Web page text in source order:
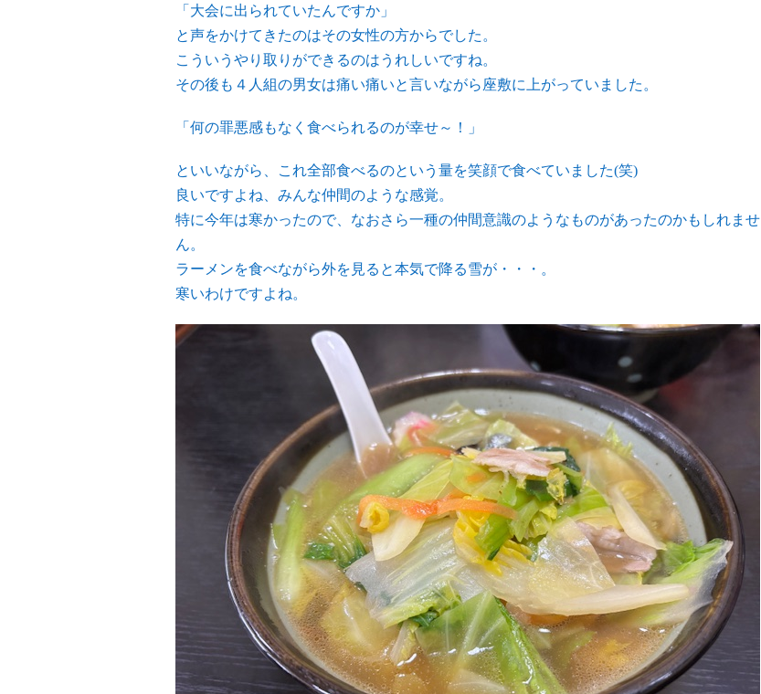
「大会に出られていたんですか」
と声をかけてきたのはその女性の方からでした。
こういうやり取りができるのはうれしいですね。
その後も４人組の男女は痛い痛いと言いながら座敷に上がっていました。
「何の罪悪感もなく食べられるのが幸せ～！」
といいながら、これ全部食べるのという量を笑顔で食べていました(笑)
良いですよね、みんな仲間のような感覚。
特に今年は寒かったので、なおさら一種の仲間意識のようなものがあったのかもしれませ
ん。
ラーメンを食べながら外を見ると本気で降る雪が・・・。
寒いわけですよね。